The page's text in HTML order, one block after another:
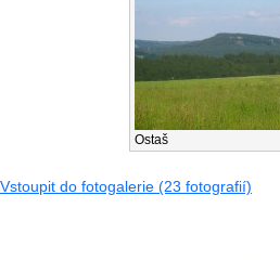
Ostaš
Vstoupit do fotogalerie (23 fotografií)